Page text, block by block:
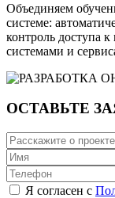
Объединяем
системе:
контроль доступа
системами и
ОСТАВЬТЕ
Я согласен с